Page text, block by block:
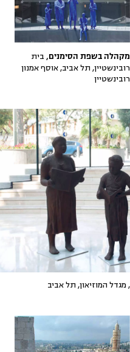
מקהלה בשפת הסימנים, בית
רובינשטיין, תל אביב, אוסף אמנון
רובינשטיין